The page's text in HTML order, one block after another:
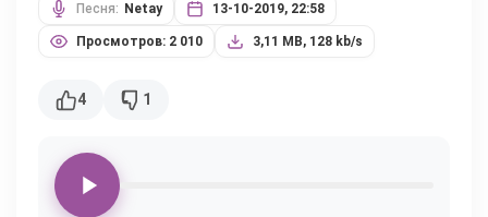
Песня: Netay 13-10-2019, 22:58
Просмотров: 2 010 3,11 MB, 128 kb/s
4 1